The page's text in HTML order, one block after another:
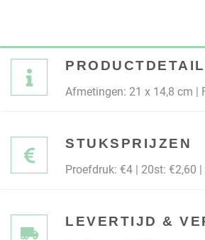
Afmetingen: 21 x 14,8 cm |
STUKSPRIJZEN
Proefdruk: €4 | 20st: €2,60
LEVERTIJD &